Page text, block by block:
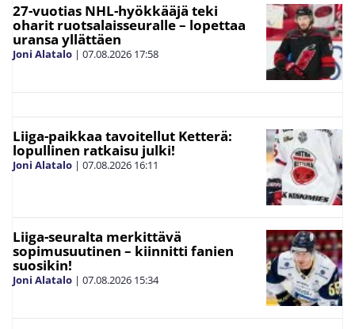
27-vuotias NHL-hyökkääjä teki
oharit ruotsalaisseuralle – lopettaa
uransa yllättäen
Joni Alatalo | 07.08.2026 17:58
Liiga-paikkaa tavoitellut Ketterä:
lopullinen ratkaisu julki!
Joni Alatalo | 07.08.2026 16:11
Liiga-seuralta merkittävä
sopimusuutinen – kiinnitti fanien
suosikin!
Joni Alatalo | 07.08.2026 15:34